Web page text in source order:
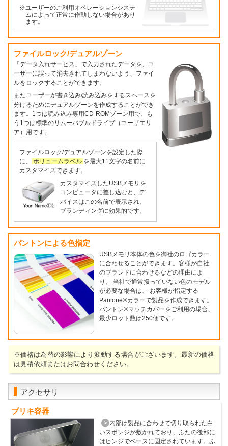
※ユーザーのご利用オペレーションシステ
ムによって正常に作動しない場合があり
ます。
ファイルロック/デュアルゾーン
「データ入れサービス」で入力されたデータを、ユ
ーザーに誤って消去されてしまわないよう、ファイ
ルをロックすることができます。
またユーザーが書き込み/読み込みをするスペースを
分けるためにデュアルゾーンを作成することができ
ます。1つは読み込み専用CD-ROMゾーン用で、も
う1つは標準のリムーバブルドライブ（ユーザエリ
ア）用です。
ファイルロック/デュアルゾーンを設定した際
に、
ボリュームラベル を最大11文字の名前に
カスタマイズできます。
カスタマイズしたUSBメモリを
コンピュータに差し込むと、デ
バイスはこの名前で表示され、
ブランディングに効果的です。
パントンによる色指定
USBメモリ本体の色を御社のロゴカラー
に合わせることができます。客様が自社
のブランドに合わせるなどの理由によ
り、 当社で通常扱っていない色のモデル
が必要な場合は、 お客様が指定する
Pantone®カラーで製品を作成できます。
パントン®マッチカバーをご利用の場合、
最少ロット数は250個です。
※価格は為替の影響により変動する場合がございます。最新の価格
は見積依頼またはお問合わせください。
アクセサリ
ブリキ容器
内部は製品に合わせて切り取られた白
いスポンジが敷かれており、ふたの後部に
はヒンジでベースに固定されています。ふ